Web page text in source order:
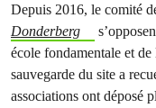
Depuis 2016, le comité
Donderberg
école fondamentale et de
sauvegarde du site a
associations ont déposé